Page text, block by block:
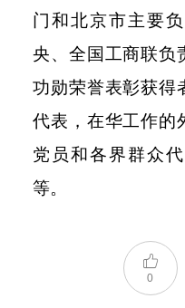
门和北京市主要
央、全国工商联负
功勋荣誉表彰获得
代表，在华工作的
党员和各界群众
等。
0